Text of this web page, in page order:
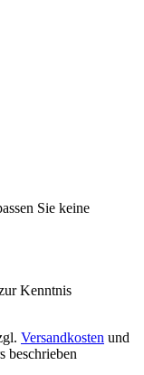
Sie keine
Kenntnis
Versandkosten und
beschrieben